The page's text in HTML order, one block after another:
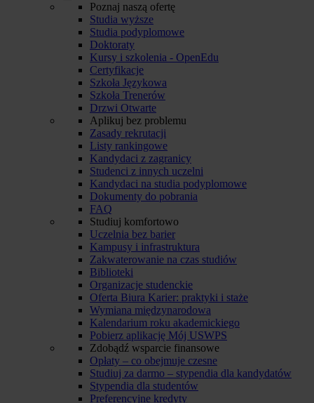
Poznaj naszą ofertę
Studia wyższe
Studia podyplomowe
Doktoraty
Kursy i szkolenia - OpenEdu
Certyfikacje
Szkoła Językowa
Szkoła Trenerów
Drzwi Otwarte
Aplikuj bez problemu
Zasady rekrutacji
Listy rankingowe
Kandydaci z zagranicy
Studenci z innych uczelni
Kandydaci na studia podyplomowe
Dokumenty do pobrania
FAQ
Studiuj komfortowo
Uczelnia bez barier
Kampusy i infrastruktura
Zakwaterowanie na czas studiów
Biblioteki
Organizacje studenckie
Oferta Biura Karier: praktyki i staże
Wymiana międzynarodowa
Kalendarium roku akademickiego
Pobierz aplikację Mój USWPS
Zdobądź wsparcie finansowe
Opłaty – co obejmuje czesne
Studiuj za darmo – stypendia dla kandydatów
Stypendia dla studentów
Preferencyjne kredyty